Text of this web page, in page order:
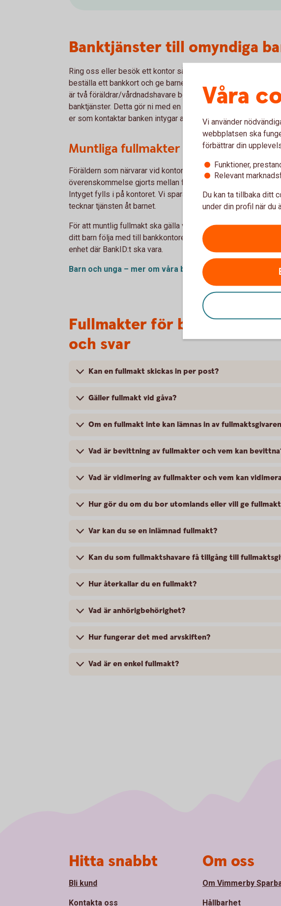
Banktjänster till omyndiga
Ring oss eller besök ett kontor så hjälper vi till att öppna ett
beställa ett bankkort och ge barnet tillgång till våra digitala
är två föräldrar/vårdnadshavare behöver båda godkänna att
banktjänster. Detta gör ni med en muntlig fullmakt, det vill
er som kontaktar banken intygar att den andre har sagt ja.
Muntliga fullmakter
Föräldern som närvarar vid kontoret kan skriftligen intyga att
överenskommelse gjorts mellan föräldrarna att barnet får
Intyget fylls i på kontoret. Vi sparar det skriftliga intyget som
tecknar tjänsten åt barnet.
För att muntlig fullmakt ska gälla vid tecknande av Mobilt
ditt barn följa med till bankkontoret och ha med sig ID-kort
enhet där BankID:t ska vara.
Barn och unga – mer om våra banktjänster för
Fullmakter för bankärenden
och svar
Kan en fullmakt skickas in per post?
Gäller fullmakt vid gåva?
Om en fullmakt inte kan lämnas in av
Vad är bevittning av fullmakter och vem kan
Vad är vidimering av fullmakter och vem kan
Hur gör du om du bor utomlands eller vill ge
Var kan du se en inlämnad fullmakt?
Kan du som fullmaktshavare få tillgång till
Hur återkallar du en fullmakt?
Vad är anhörigbehörighet?
Hur fungerar det med arvskiften?
Vad är en enkel fullmakt?
Våra
Vi använder
webbplatsen ska
förbättrar din
Funktioner,
Relevant
Du kan ta tillbaka ditt
under din profil när du
Hitta snabbt
Bli kund
Kontakta oss
Om oss
Om Vimmerby
Hållbarhet